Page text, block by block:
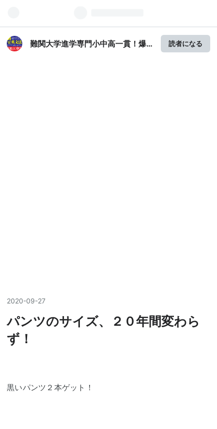
難関大学進学専門小中高一貫！爆
読者になる
2020-09-27
パンツのサイズ、２０年間変わら
ず！
黒いパンツ２本ゲット！